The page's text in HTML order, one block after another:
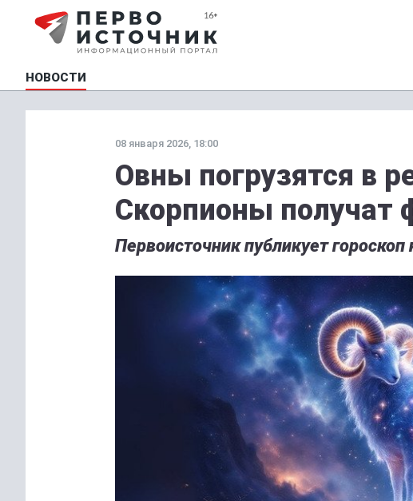
НОВОСТИ
08 января 2026, 18:00
Овны погрузятся в
Скорпионы получат
Первоисточник публикует гороскоп